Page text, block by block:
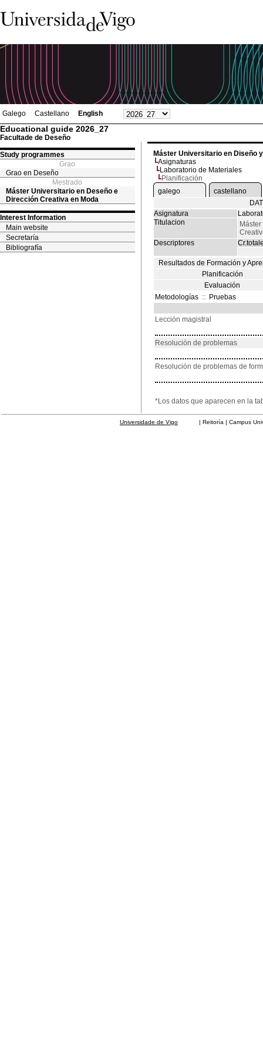
Galego Castellano English
Educational guide 2026_27
Facultade de Deseño
Study programmes
Grao
Grao en Deseño
Mestrado
Máster Universitario en Deseño e
Dirección Creativa en Moda
Interest Information
Main website
Secretaría
Bibliografía
Máster Universitario en Diseño
Asignaturas
Laboratorio de Materiales
Planificación
galego
castellano
Asignatura
Titulacion
Descriptores
Resultados de Formación y
Planificación
Evaluación
Metodologías :: Pruebas
Lección magistral
Resolución de problemas
Resolución de problemas de
*Los datos que aparecen en la
Universidade de Vigo | Reitoría | Campus